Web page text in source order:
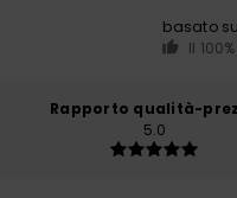
basato su
Il
Rapporto qualità-
5.0